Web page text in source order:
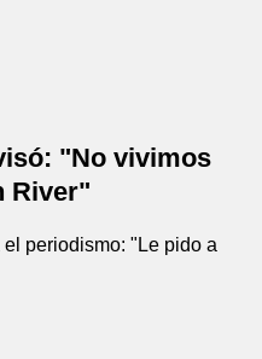
"No vivimos
River"